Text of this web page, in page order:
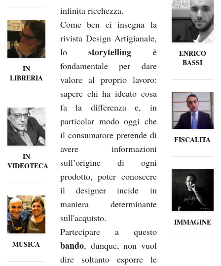
IN
LIBRERIA
IN
VIDEOTECA
MUSICA
infinita ricchezza.
Come ben ci insegna la
rivista Design Artigianale,
lostorytelling è
fondamentale per dare
valore al proprio lavoro:
sapere chi ha ideato cosa
fa la differenza e, in
particolar modo oggi che
il consumatore pretende di
avere informazioni
sull’origine di ogni
prodotto, poter conoscere
il designer incide in
maniera determinante
sull'acquisto.
Partecipare a questo
bando, dunque, non vuol
dire soltanto esporre le
ENRICO
BASSI
FISCALITA
IMMAGINE